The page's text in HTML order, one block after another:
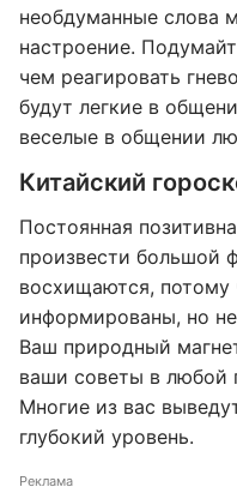
необдуманные слова
настроение.
чем реагировать
будут легкие в
веселые в общении
Китайский
Постоянная
произвести большой
восхищаются,
информированы, но
Ваш природный
ваши советы в любой
Многие из вас
глубокий уровень.
Реклама